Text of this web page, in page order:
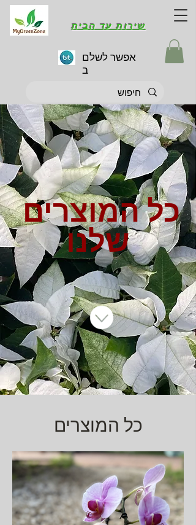
אפשר לשלם
ב
שירות עד הבית
כל המוצרים
שלנו
כל המוצרים